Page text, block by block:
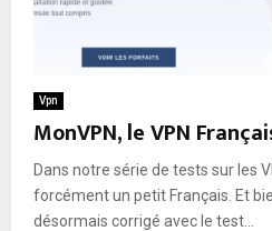
Vpn
MonVPN, le VPN
Dans notre série de tests sur les
forcément un petit Français. Et
désormais corrigé avec le test...